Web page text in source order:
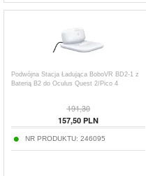
Podwójna Stacja Ładująca BoboVR BD2-1 z
Baterią B2 do Oculus Quest 2/Pico 4
191,30
157,50 PLN
NR PRODUKTU: 246095